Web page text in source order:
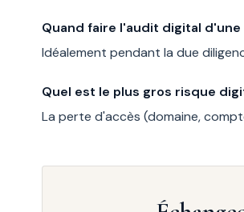
Quand faire l'audit digital d'une
Idéalement pendant la due
Quel est le plus gros risque
La perte d'accès (domaine,